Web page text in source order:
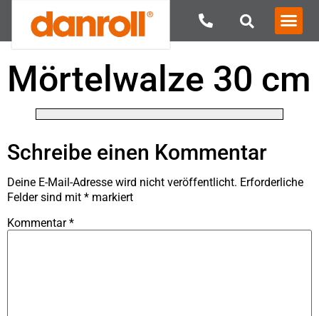
Mörtelwalze 30 cm
Schreibe einen Kommentar
Deine E-Mail-Adresse wird nicht veröffentlicht. Erforderliche
Felder sind mit * markiert
Kommentar*